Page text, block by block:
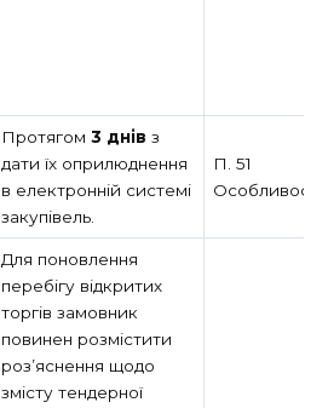
Протягом 3 днів з
дати їх оприлюднення
в електронній системі
закупівель.
П. 51
Для поновлення
перебігу відкритих
торгів замовник
повинен розмістити
роз’яснення щодо
змісту тендерної